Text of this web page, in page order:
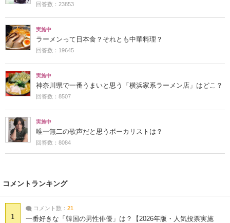
回答数：23853
実施中
ラーメンって日本食？それとも中華料理？
回答数：19645
実施中
神奈川県で一番うまいと思う「横浜家系ラーメン店」はどこ？
回答数：8507
実施中
唯一無二の歌声だと思うボーカリストは？
回答数：8084
コメントランキング
1
コメント数： 21
一番好きな「韓国の男性俳優」は？【2026年版・人気投票実施